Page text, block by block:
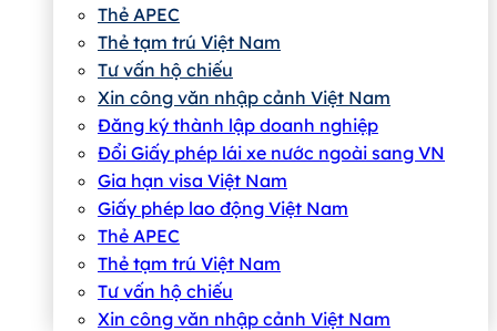
Thẻ APEC
Thẻ tạm trú Việt Nam
Tư vấn hộ chiếu
Xin công văn nhập cảnh Việt Nam
Đăng ký thành lập doanh nghiệp
Đổi Giấy phép lái xe nước ngoài sang VN
Gia hạn visa Việt Nam
Giấy phép lao động Việt Nam
Thẻ APEC
Thẻ tạm trú Việt Nam
Tư vấn hộ chiếu
Xin công văn nhập cảnh Việt Nam